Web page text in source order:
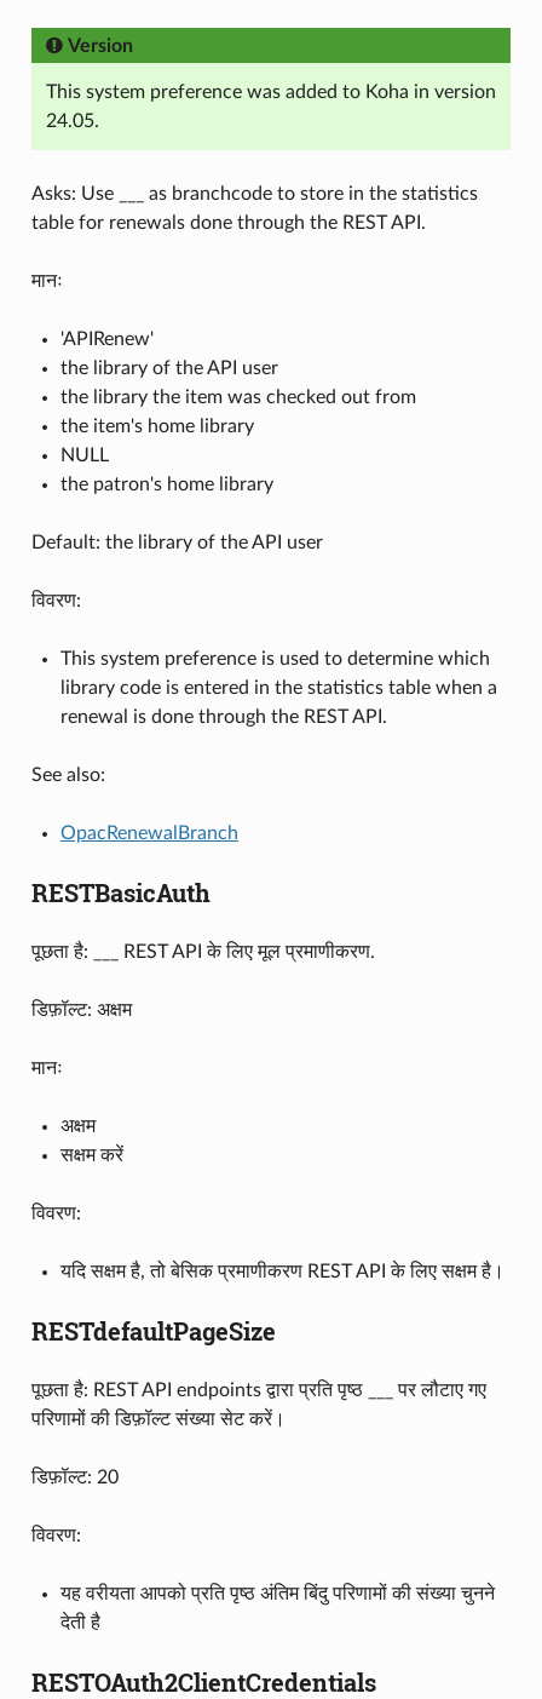
Version
This system preference was added to Koha in version
24.05.
Asks: Use ___ as branchcode to store in the statistics
table for renewals done through the REST API.
मानः
'APIRenew'
the library of the API user
the library the item was checked out from
the item's home library
NULL
the patron's home library
Default: the library of the API user
विवरण:
This system preference is used to determine which
library code is entered in the statistics table when a
renewal is done through the REST API.
See also:
OpacRenewalBranch
RESTBasicAuth
पूछता है: ___ REST API के लिए मूल प्रमाणीकरण.
डिफ़ॉल्ट: अक्षम
मानः
अक्षम
सक्षम करें
विवरण:
यदि सक्षम है, तो बेसिक प्रमाणीकरण REST API के लिए सक्षम है।
RESTdefaultPageSize
पूछता है: REST API endpoints द्वारा प्रति पृष्ठ ___ पर लौटाए गए
परिणामों की डिफ़ॉल्ट संख्या सेट करें।
डिफ़ॉल्ट: 20
विवरण:
यह वरीयता आपको प्रति पृष्ठ अंतिम बिंदु परिणामों की संख्या चुनने
देती है
RESTOAuth2ClientCredentials